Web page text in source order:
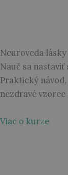
Neuroveda lásky
Nauč sa
Praktický
nezdravé vzorce
Viac o kurze